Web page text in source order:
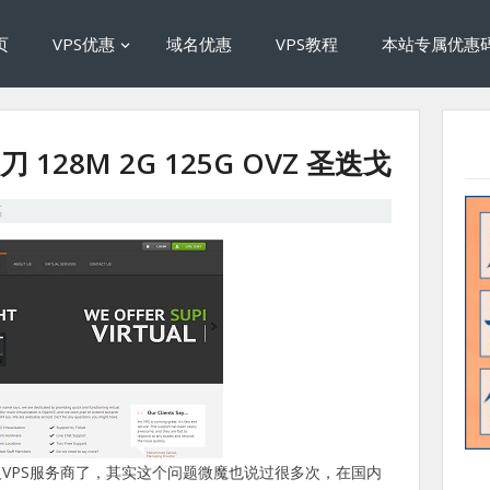
VPS优惠 域名优惠 VPS教程 本站专属优惠
128M 2G 125G OVZ 圣迭戈
服务商了，其实这个问题微魔也说过很多次，在国内